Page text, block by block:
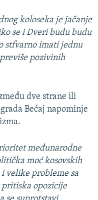
koloseka je jačanje
se i Dveri budu budu
stfvarno imati jednu
pozivinih
dve strane ili
Bećaj napominje
međunarodne
moć kosovskih
velike probleme sa
opozicije